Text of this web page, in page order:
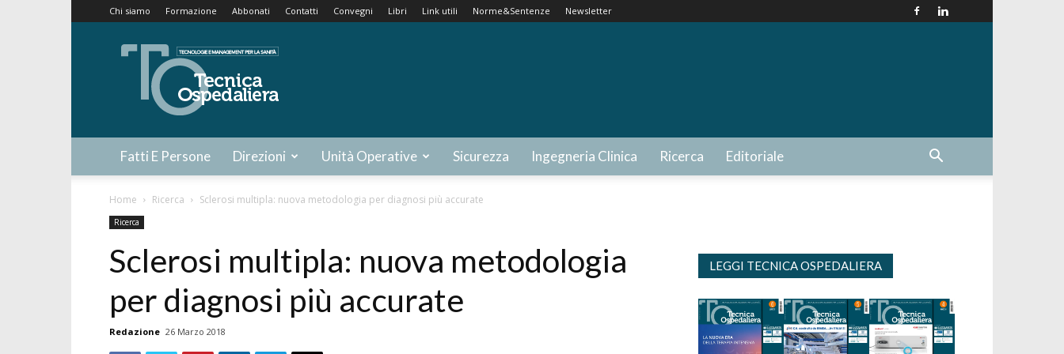
Chi siamo Formazione Abbonati Contatti Convegni Libri Link utili Norme&Sentenze Newsletter
Tecnica
Ospedaliera
Fatti E Persone Direzioni Unità Operative Sicurezza Ingegneria Clinica Ricerca Editoriale
Home Ricerca Sclerosi multipla: nuova metodologia per diagnosi più accurate
Ricerca
Sclerosi multipla: nuova metodologia
per diagnosi più accurate
Redazione 26 Marzo 2018
LEGGI TECNICA OSPEDALIERA